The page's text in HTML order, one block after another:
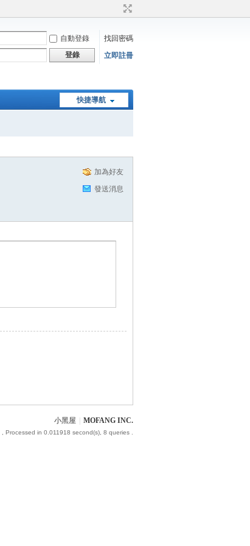
自動登錄
找回密碼
登錄 立即註冊
快捷導航
加為好友
發送消息
小黑屋 MOFANG INC.
, Processed in 0.011918 second(s), 8 queries .